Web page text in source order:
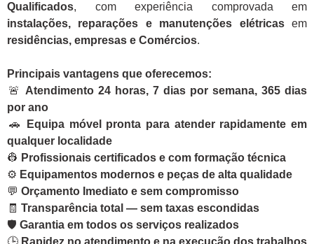
Qualificados, com experiência comprovada em
instalações, reparações e manutenções elétricasem
residências, empresas e Comércios.
Principais vantagens que oferecemos:
🚨 Atendimento 24 horas, 7 dias por semana, 365 dias
por ano
🚗
Equipa móvel pronta para atender rapidamente em
qualquer localidade
👷 Profissionais certificados e com formação técnica
⚙️ Equipamentos modernos e peças de alta qualidade
💬 Orçamento Imediato e sem compromisso
🧾 Transparência total — sem taxas escondidas
🛡️ Garantia em todos os serviços realizados